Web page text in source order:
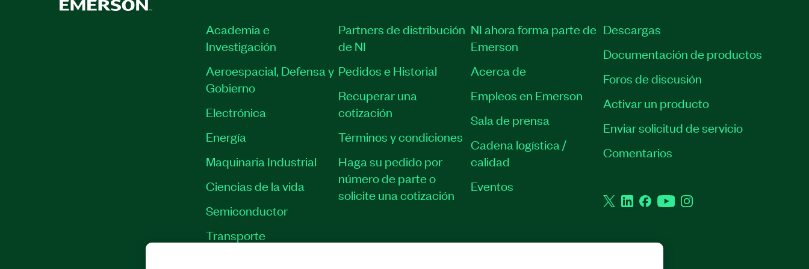
Academia e
Investigación
Aeroespacial, Defensa y
Gobierno
Electrónica
Energía
Maquinaria Industrial
Ciencias de la vida
Semiconductor
Transporte
Partners de distribución
de NI
Pedidos e Historial
Recuperar una
cotización
Términos y condiciones
Haga su pedido por
número de parte o
solicite una cotización
NI ahora forma parte de
Emerson
Acerca de
Empleos en Emerson
Sala de prensa
Cadena logística /
calidad
Eventos
Descargas
Documentación de productos
Foros de discusión
Activar un producto
Enviar solicitud de servicio
Comentarios
TwitterLinkedIn
Facebook
YouTubeInstagram